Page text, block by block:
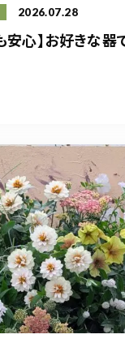
2026.07.28
安心】お好きな器